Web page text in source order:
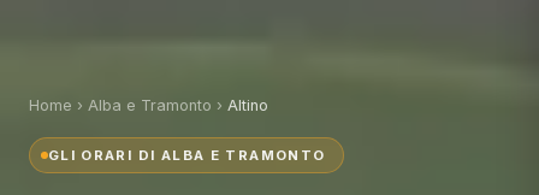
Home › Alba e Tramonto › Altino
GLI ORARI DI ALBA E TRAMONTO